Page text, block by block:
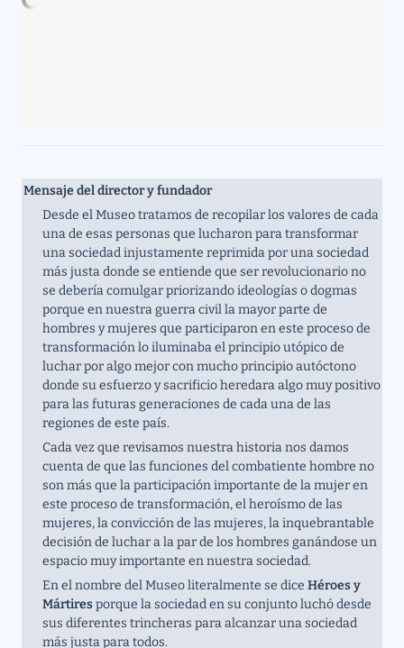
Mensaje del director y fundador
Desde el Museo tratamos de recopilar los valores de cada
una de esas personas que lucharon para transformar
una sociedad injustamente reprimida por una sociedad
más justa donde se entiende que ser revolucionario no
se debería comulgar priorizando ideologías o dogmas
porque en nuestra guerra civil la mayor parte de
hombres y mujeres que participaron en este proceso de
transformación lo iluminaba el principio utópico de
luchar por algo mejor con mucho principio autóctono
donde su esfuerzo y sacrificio heredara algo muy positivo
para las futuras generaciones de cada una de las
regiones de este país.
Cada vez que revisamos nuestra historia nos damos
cuenta de que las funciones del combatiente hombre no
son más que la participación importante de la mujer en
este proceso de transformación, el heroísmo de las
mujeres, la convicción de las mujeres, la inquebrantable
decisión de luchar a la par de los hombres ganándose un
espacio muy importante en nuestra sociedad.
En el nombre del Museo literalmente se dice Héroes y
Mártires porque la sociedad en su conjunto luchó desde
sus diferentes trincheras para alcanzar una sociedad
más justa para todos.